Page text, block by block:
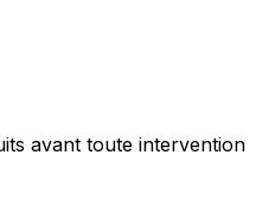
avant toute intervention